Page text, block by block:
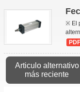
※ El
PDF
Articulo alternativo
más reciente